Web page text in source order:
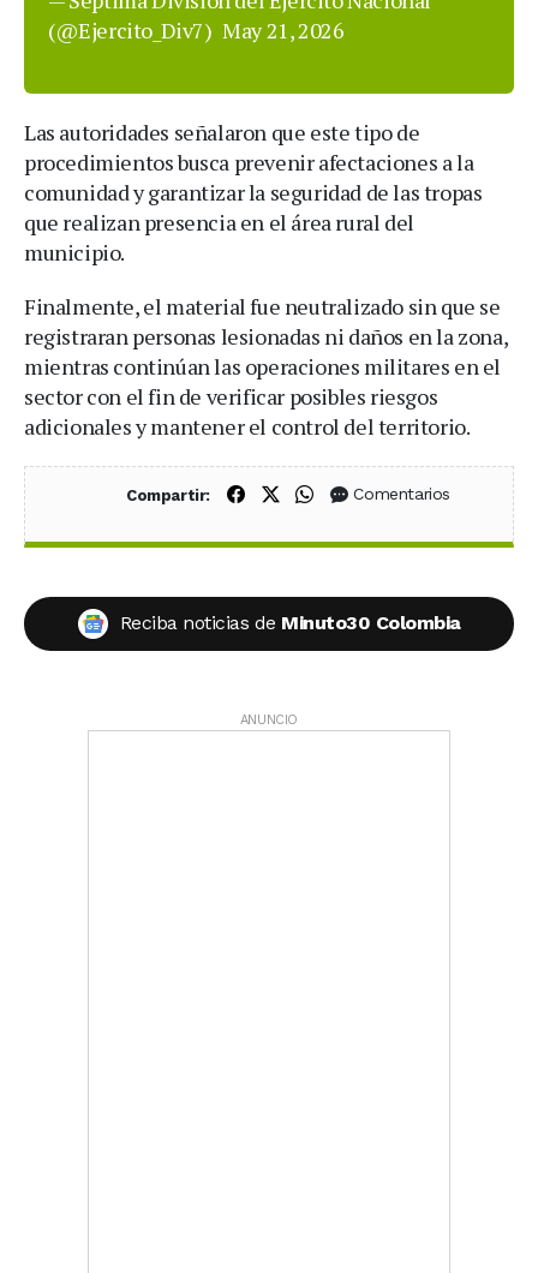
(@Ejercito_Div7) May 21, 2026
Las autoridades señalaron que este tipo de
procedimientos busca prevenir afectaciones a la
comunidad y garantizar la seguridad de las tropas
que realizan presencia en el área rural del
municipio.
Finalmente, el material fue neutralizado sin que se
registraran personas lesionadas ni daños en la zona,
mientras continúan las operaciones militares en el
sector con el fin de verificar posibles riesgos
adicionales y mantener el control del territorio.
Compartir: Compartir en Facebook
Compartir en X (Twitter)
Compartir en WhatsApp
Comentarios
Reciba noticias de Minuto30 Colombia
ANUNCIO